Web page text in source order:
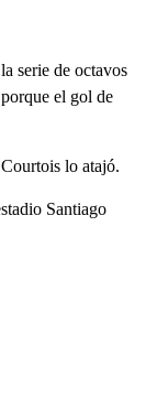
serie de octavos
el gol de
lo atajó.
Santiago